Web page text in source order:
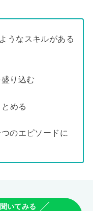
うなスキルがある
り込む
める
のエピソードに
いてみる